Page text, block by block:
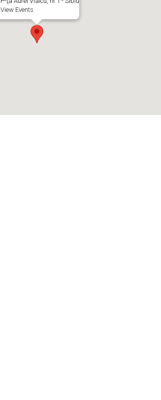
View Events